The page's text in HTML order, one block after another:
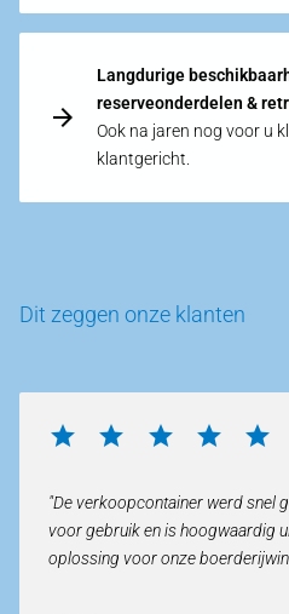
Langdurige
reserveonderdelen &
Ook na jaren nog voor u
klantgericht.
Dit zeggen onze klanten
"De verkoopcontainer werd snel
voor gebruik en is hoogwaardig
oplossing voor onze